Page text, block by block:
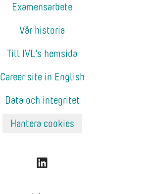
Examensarbete
Vår historia
Till IVL's hemsida
Career site in English
Data och integritet
Hantera cookies